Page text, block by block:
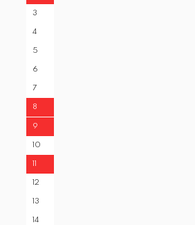
3
4
5
6
7
8
9
10
11
12
13
14